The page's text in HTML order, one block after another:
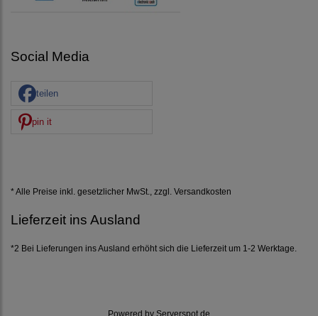
Social Media
teilen
pin it
* Alle Preise inkl. gesetzlicher MwSt., zzgl. Versandkosten
Lieferzeit ins Ausland
*2 Bei Lieferungen ins Ausland erhöht sich die Lieferzeit um 1-2 Werktage.
Powered by Serverspot.de